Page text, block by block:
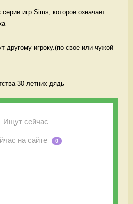
игр Sims, которое означает
другому игроку.(по свое или чужой
30 летних дядь
Ищут сейчас
на сайте 0